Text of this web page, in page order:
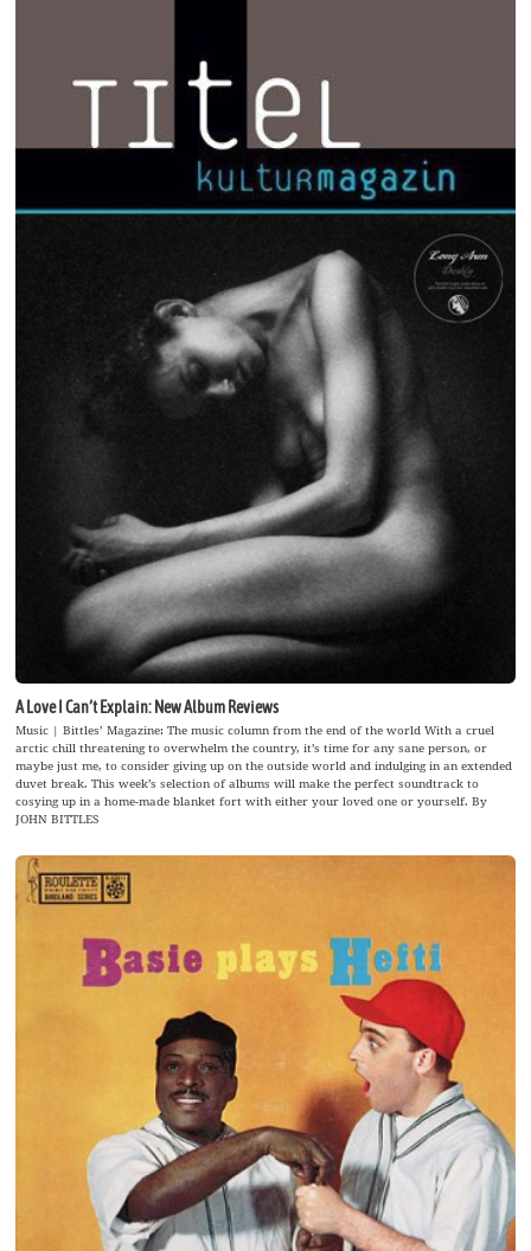
A Love I Can’t Explain: New Album Reviews
Music | Bittles’ Magazine: The music column from the end of the world With a cruel
arctic chill threatening to overwhelm the country, it’s time for any sane person, or
maybe just me, to consider giving up on the outside world and indulging in an extended
duvet break. This week’s selection of albums will make the perfect soundtrack to
cosying up in a home-made blanket fort with either your loved one or yourself. By
JOHN BITTLES